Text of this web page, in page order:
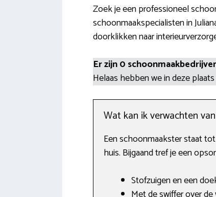
Zoek je een professioneel
schoonmaakspecialisten in
doorklikken naar
Er zijn 0
Helaas hebben we in deze
Wat kan ik verwachten
Een schoonmaakster staat
huis. Bijgaand tref je een
Stofzuigen en een